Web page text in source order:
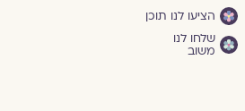
הציעו לנו תוכן
שלחו לנו
משוב